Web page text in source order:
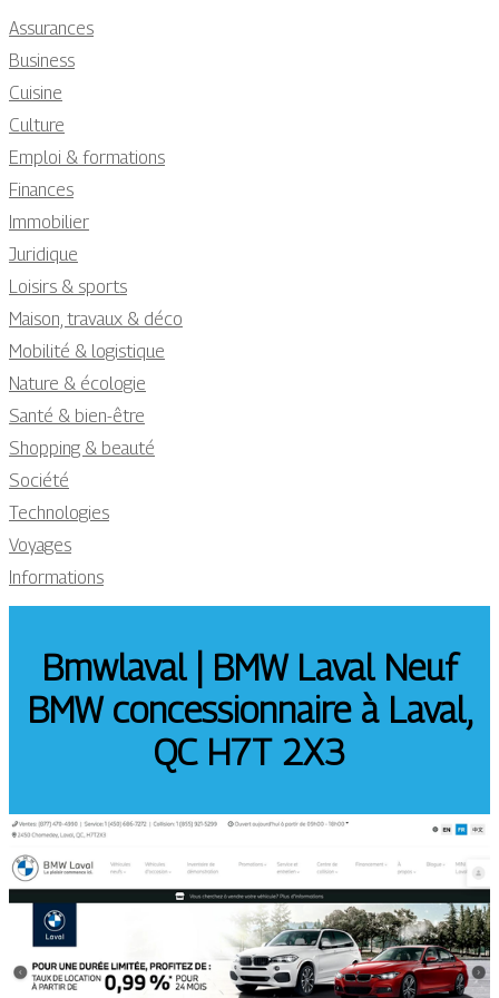
Assurances
Business
Cuisine
Culture
Emploi & formations
Finances
Immobilier
Juridique
Loisirs & sports
Maison, travaux & déco
Mobilité & logistique
Nature & écologie
Santé & bien-être
Shopping & beauté
Société
Technologies
Voyages
Informations
Bmwlaval | BMW Laval Neuf
BMW con­cession­nai­re à Laval,
QC H7T 2X3